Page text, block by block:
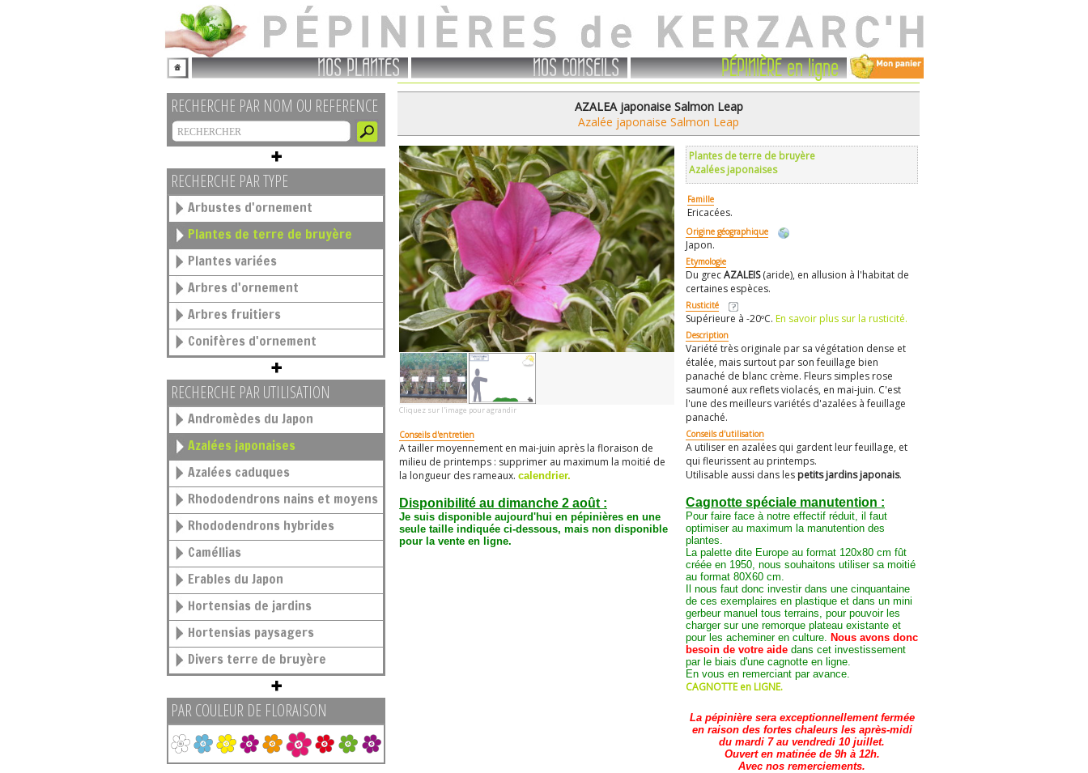
NOS PLANTES NOS CONSEILS PÉPINIÈRE en ligne
RECHERCHE PAR NOM OU REFERENCE
RECHERCHE PAR TYPE
Arbustes d'ornement
Plantes de terre de bruyère
Plantes variées
Arbres d'ornement
Arbres fruitiers
Conifères d'ornement
RECHERCHE PAR UTILISATION
Andromèdes du Japon
Azalées japonaises
Azalées caduques
Rhododendrons nains et moyens
Rhododendrons hybrides
Caméllias
Erables du Japon
Hortensias de jardins
Hortensias paysagers
Divers terre de bruyère
PAR COULEUR DE FLORAISON
AZALEA japonaise Salmon Leap
Azalée japonaise Salmon Leap
Cliquez sur l'image pour agrandir
Conseils d'entretien
A tailler moyennement en mai-juin après la floraison de
milieu de printemps : supprimer au maximum la moitié de
la longueur des rameaux. calendrier.
Disponibilité au dimanche 2 août :
Je suis disponible aujourd'hui en pépinières en une
seule taille indiquée ci-dessous, mais non disponible
pour la vente en ligne.
Plantes de terre de bruyère
Azalées japonaises
Famille
Ericacées.
Origine géographique
Japon.
Etymologie
Du grecAZALEIS(aride), en allusion à l'habitat de
certaines espèces.
Rusticité
Supérieure à -20ºC. En savoir plus sur la rusticité.
Description
Variété très originale par sa végétation dense et
étalée, mais surtout par son feuillage bien
panaché de blanc crème. Fleurs simples rose
saumoné aux reflets violacés, en mai-juin. C'est
l'une des meilleurs variétés d'azalées à feuillage
panaché.
Conseils d'utilisation
A utiliser en azalées qui gardent leur feuillage, et
qui fleurissent au printemps.
Utilisable aussi dans les petits jardins japonais.
Cagnotte spéciale manutention :
Pour faire face à notre effectif réduit, il faut
optimiser au maximum la manutention des
plantes.
La palette dite Europe au format 120x80 cm fût
créée en 1950, nous souhaitons utiliser sa moitié
au format 80X60 cm.
Il nous faut donc investir dans une cinquantaine
de ces exemplaires en plastique et dans un mini
gerbeur manuel tous terrains, pour pouvoir les
charger sur une remorque plateau existante et
pour les acheminer en culture. Nous avons donc
besoin de votre aide dans cet investissement
par le biais d'une cagnotte en ligne.
En vous en remerciant par avance.
CAGNOTTE en LIGNE.
La pépinière sera exceptionnellement fermée
en raison des fortes chaleurs les après-midi
du mardi 7 au vendredi 10 juillet.
Ouvert en matinée de 9h à 12h.
Avec nos remerciements.